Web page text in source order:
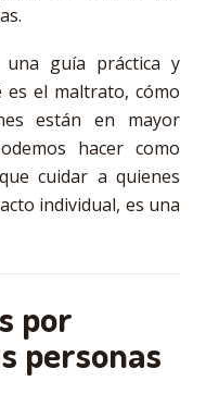
una guía práctica y
es el maltrato, cómo
están en mayor
hacer como
cuidar a quienes
individual, es una
por
personas